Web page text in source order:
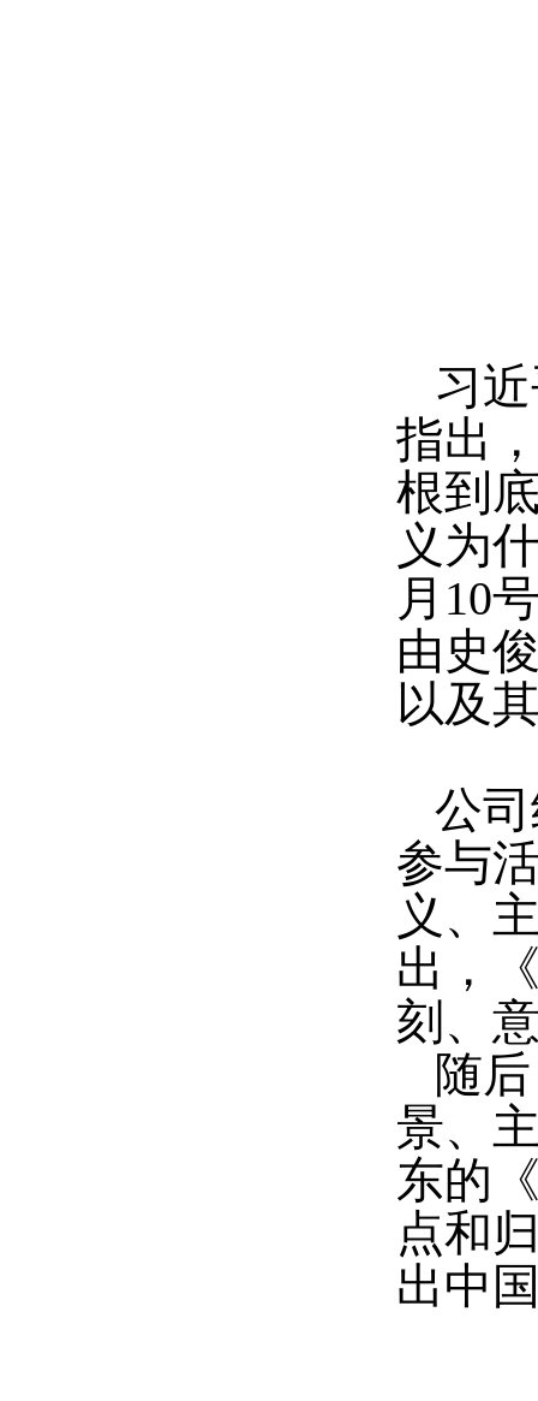
习
指出
根到
义为
月 10
由史
以及
公
参与
义、
出，
刻、
随
景、
东的
点和
出中